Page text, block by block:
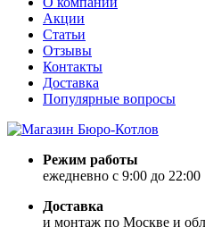
Акции
Статьи
Отзывы
Контакты
Доставка
Популярные вопросы
Режим работы
ежедневно с 9:00 до 22:00
Доставка
и монтаж по Москве и